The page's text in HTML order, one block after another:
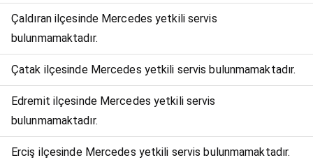
Çaldıran ilçesinde Mercedes yetkili servis
bulunmamaktadır.
Çatak ilçesinde Mercedes yetkili servis bulunmamaktadır.
Edremit ilçesinde Mercedes yetkili servis
bulunmamaktadır.
Erciş ilçesinde Mercedes yetkili servis bulunmamaktadır.